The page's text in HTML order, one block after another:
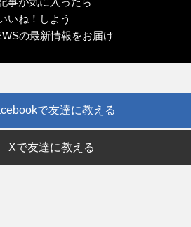
いね！しよう
の最新情報をお届け
で友達に教える
Xで友達に教える